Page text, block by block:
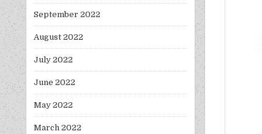
September 2022
August 2022
July 2022
June 2022
May 2022
March 2022